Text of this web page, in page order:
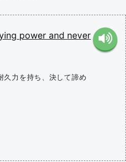
power and never
久力を持ち、決して諦め